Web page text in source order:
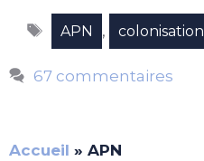
Étiquettes
APN , colonisation
67 commentaires
Accueil » APN